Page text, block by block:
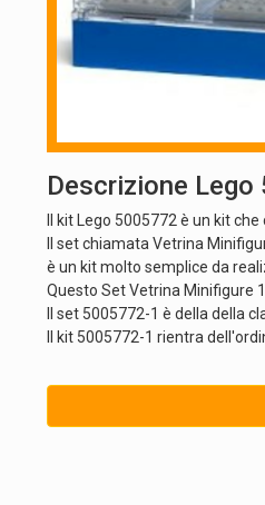
Descrizione
Il kit Lego 5005772 è un kit
Il set chiamata Vetrina
è un kit molto semplice da
Questo Set Vetrina Minifigure
Il set 5005772-1 è della della
Il kit 5005772-1 rientra